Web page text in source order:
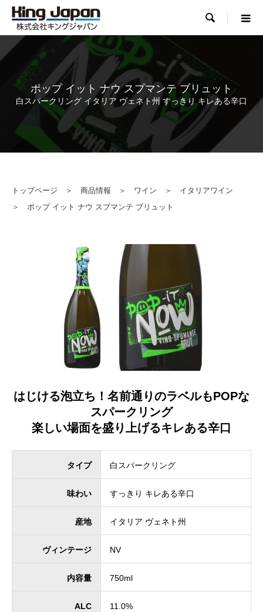

ポップ イット ナウ スプマンテ ブリュット
白スパークリング イタリア ヴェネト州 すっきり キレある辛口
トップページ ＞ 商品情報 ＞ ワイン ＞ イタリアワイン
＞ ポップ イット ナウ スプマンテ ブリュット
はじける泡立ち！名前通りのラベルもPOPな
スパークリング
楽しい場面を盛り上げるキレある辛口
タイプ 白スパークリング
味わい すっきり キレある辛口
産地 イタリア ヴェネト州
ヴィンテージ NV
内容量 750ml
ALC 11.0%